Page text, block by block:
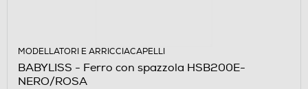
MODELLATORI E ARRICCIACAPELLI
BABYLISS - Ferro con spazzola HSB200E-
NERO/ROSA